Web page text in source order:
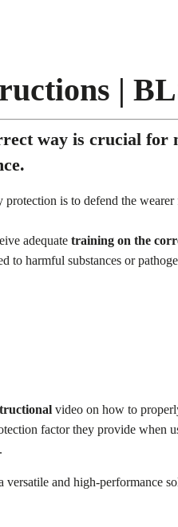
|
way is crucial for
is to defend the
adequate training on the
to harmful substances or
video on how to
factor they provide when
versatile and high-performance